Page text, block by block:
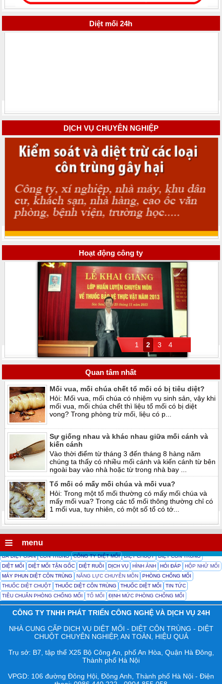
Diệt mối 24h
DỊCH VỤ CHUYÊN NGHIỆP
Hoạt động công ty
1 2 3 4
Quan tâm nhất
Mối vua, mối chúa chết tổ mối có bị tiêu diệt?
Hỏi: Mối vua, mối chúa có nhiệm vụ sinh sản, vậy khi
mối vua, mối chúa chết thì liệu tổ mối có bị diệt
vong? Trong phòng trừ mối, liệu có p...
Sự giống nhau và khác nhau giữa mối cánh và
kiến cánh
Vào thời điểm từ tháng 3 đến tháng 8 hàng năm
chúng ta thấy có nhiều mối cánh và kiến cánh từ bên
ngoài bay vào nhà hoặc từ trong nhà bay ...
Tổ mối có mấy mối chúa và mối vua?
Hỏi: Trong một tổ mối thường có mấy mối chúa và
mấy mối vua? Trong các tổ mối thông thường chỉ có
1 mối vua, tuy nhiên, có một số tổ có tớ...
≡ menu
BẢ DIỆT GIÁN CÔN TRÙNG CÔNG TY DIỆT MỐI DIỆT CHUỘT
DIỆT CÔN TRÙNG
DIỆT MỐI
DIỆT MỐI TẬN GỐC DIỆT RUỒI DỊCH VỤ HÌNH ẢNH HỎI ĐÁP
HỘP NHỬ MỐI
MÁY PHUN DIỆT CÔN TRÙNG
NĂNG LỰC CHUYÊN MÔN
PHÒNG CHỐNG MỐI
THUỐC DIỆT CHUỘT
THUỐC DIỆT CÔN TRÙNG THUỐC DIỆT MỐI
TIN TỨC
TIÊU CHUẨN PHÒNG CHỐNG MỐI
TỔ MỐI ĐỊNH MỨC PHÒNG CHỐNG MỐI
CÔNG TY TNHH PHÁT TRIỂN CÔNG NGHỆ VÀ DỊCH VỤ 24H
NHÀ CUNG CẤP DỊCH VỤ DIỆT MỐI - DIỆT CÔN TRÙNG - DIỆT
CHUỘT CHUYÊN NGHIỆP, AN TOÀN, HIỆU QUẢ
Trụ sở: B7, tập thể X25 Bộ Công An, phố An Hòa, Quận Hà Đông,
Thành phố Hà Nội
VPGD: 106 đường Đông Hội, Đông Anh, Thành phố Hà Nội - Điện